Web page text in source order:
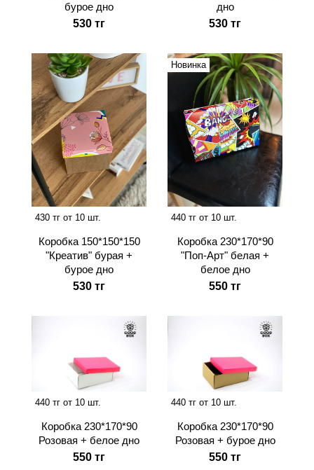
бурое дно
530 тг
дно
530 тг
430 тг от 10 шт.
Коробка 150*150*150
"Креатив" бурая +
бурое дно
530 тг
440 тг от 10 шт.
Новинка
Коробка 230*170*90
"Поп-Арт" белая +
белое дно
550 тг
440 тг от 10 шт.
Коробка 230*170*90
Розовая + белое дно
550 тг
440 тг от 10 шт.
Коробка 230*170*90
Розовая + бурое дно
550 тг